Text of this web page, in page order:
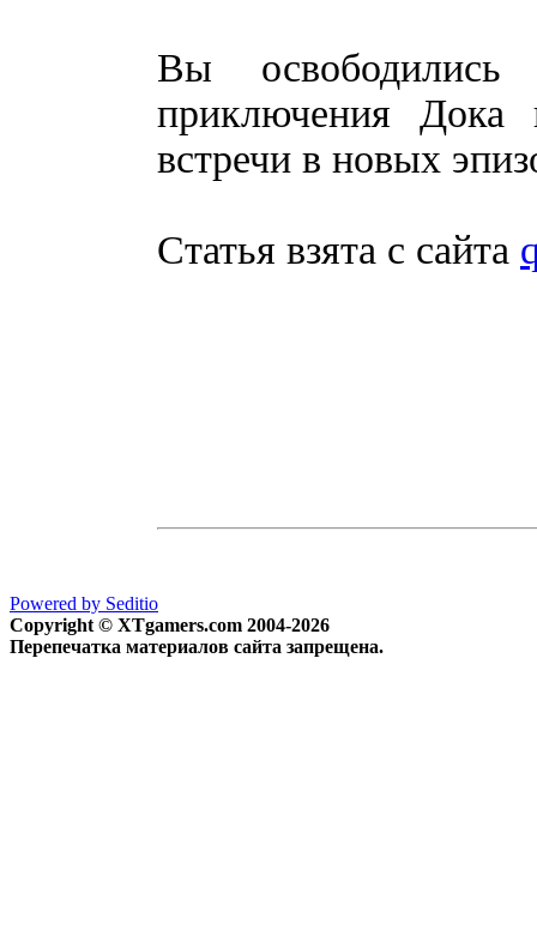
Вы
приключения
встречи в новых
Статья взята с сайта
Powered by Seditio
Copyright © XTgamers.com 2004-2026
Перепечатка материалов сайта запрещена.